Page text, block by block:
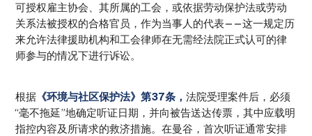
可授权雇主协会、其所属的工会，或依据劳动保护法或劳动
关系法被授权的合格官员，作为当事人的代表——这一规定历
来允许法律援助机构和工会律师在无需经法院正式认可的律
师参与的情况下进行诉讼。
根据 《环境与社区保护法》第37条，法院受理案件后，必须
“毫不拖延”地确定听证日期，并向被告送达传票，其中应载明
指控内容及所请求的救济措施。在曼谷，首次听证通常安排